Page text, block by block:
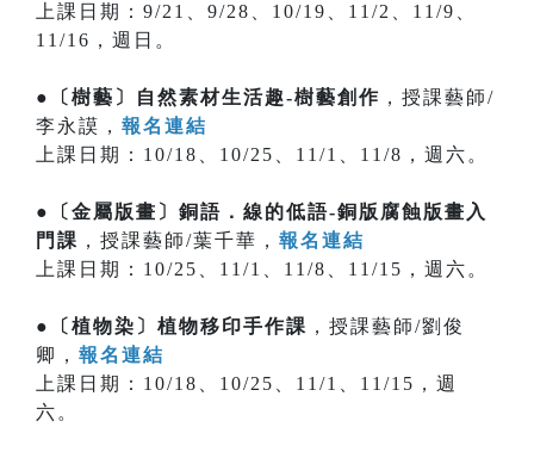
上課日期：9/21、9/28、10/19、11/2、11/9、
11/16，週日。
●〔樹藝〕自然素材生活趣-樹藝創作 ，授課藝師/
李永謨， 報名連結
上課日期：10/18、10/25、11/1、11/8，週六。
●〔金屬版畫〕銅語．線的低語-銅版腐蝕版畫入
門課 ，授課藝師/葉千華， 報名連結
上課日期：10/25、11/1、11/8、11/15，週六。
●〔植物染〕植物移印手作課 ，授課藝師/劉俊
卿， 報名連結
上課日期：10/18、10/25、11/1、11/15，週
六。